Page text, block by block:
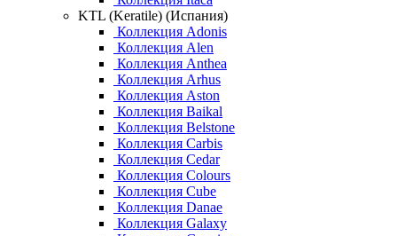
KTL (Keratile) (Испания)
Коллекция Adonis
Коллекция Alen
Коллекция Anthea
Коллекция Arhus
Коллекция Aston
Коллекция Baikal
Коллекция Belstone
Коллекция Carbis
Коллекция Cedar
Коллекция Colours
Коллекция Cube
Коллекция Danae
Коллекция Galaxy